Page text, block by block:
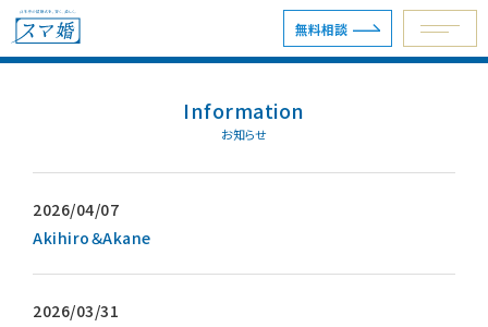
無料相談
予約専用ダイヤル 0120-098-754
無料相談
Information
お知らせ
Akihiro＆Akane